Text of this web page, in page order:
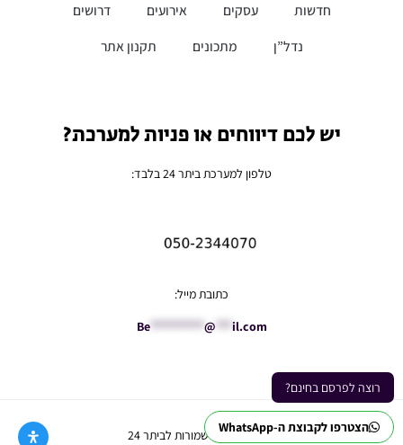
הצטרפו לקבוצת ה-WhatsApp
רוצה לפרסם בחינם?
חדשות עסקים אירועים
דרושים
נדל”ן
מתכונים תקנון אתר
יש לכם דיווחים או פניות למערכת?
טלפון למערכת ביתר 24 בלבד:
כתובת מייל:
Be********** @ *** il.com
Ⓒ כל הזכויות שמורות לביתר 24